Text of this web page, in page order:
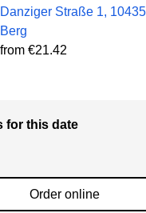
Danziger Straße 1,
Berg
from €21.42
for this date
Order online